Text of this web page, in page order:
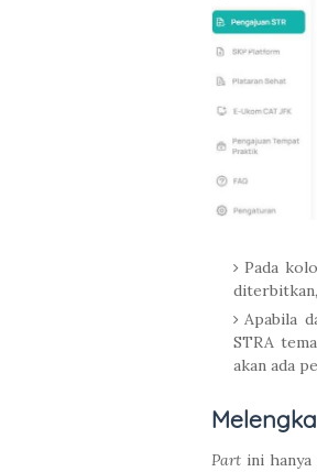
Pada
Apabila
STRA
akan ada
Part ini